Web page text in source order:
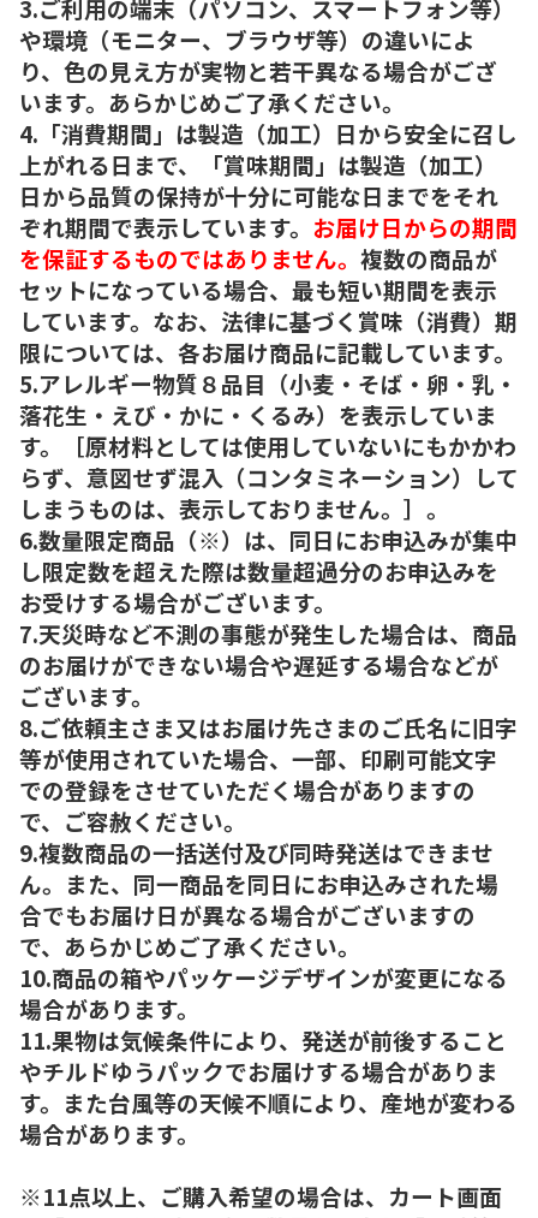
3.ご利用の端末（パソコン、スマートフォン等）
や環境（モニター、ブラウザ等）の違いによ
り、色の見え方が実物と若干異なる場合がござ
います。あらかじめご了承ください。
4.「消費期間」は製造（加工）日から安全に召し
上がれる日まで、「賞味期間」は製造（加工）
日から品質の保持が十分に可能な日までをそれ
ぞれ期間で表示しています。 お届け日からの期間
を保証するものではありません。 複数の商品が
セットになっている場合、最も短い期間を表示
しています。なお、法律に基づく賞味（消費）期
限については、各お届け商品に記載しています。
5.アレルギー物質８品目（小麦・そば・卵・乳・
落花生・えび・かに・くるみ）を表示していま
す。［原材料としては使用していないにもかかわ
らず、意図せず混入（コンタミネーション）して
しまうものは、表示しておりません。］。
6.数量限定商品（※）は、同日にお申込みが集中
し限定数を超えた際は数量超過分のお申込みを
お受けする場合がございます。
7.天災時など不測の事態が発生した場合は、商品
のお届けができない場合や遅延する場合などが
ございます。
8.ご依頼主さま又はお届け先さまのご氏名に旧字
等が使用されていた場合、一部、印刷可能文字
での登録をさせていただく場合がありますの
で、ご容赦ください。
9.複数商品の一括送付及び同時発送はできませ
ん。また、同一商品を同日にお申込みされた場
合でもお届け日が異なる場合がございますの
で、あらかじめご了承ください。
10.商品の箱やパッケージデザインが変更になる
場合があります。
11.果物は気候条件により、発送が前後すること
やチルドゆうパックでお届けする場合がありま
す。また台風等の天候不順により、産地が変わる
場合があります。
※11点以上、ご購入希望の場合は、カート画面